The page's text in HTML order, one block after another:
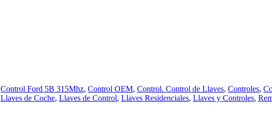
Control Ford 5B 315Mhz, Control OEM, Control. Control de Llaves, Controles,
Llaves de Coche, Llaves de Control, Llaves Residenciales, Llaves y Controles,